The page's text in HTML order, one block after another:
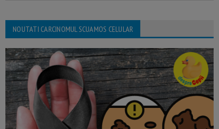
NOUTATI CARCINOMUL SCUAMOS CELULAR